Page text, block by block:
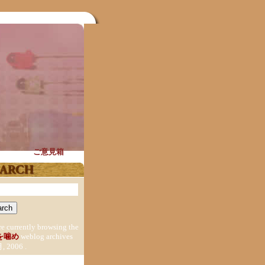
ご意見箱
currently browsing the
噛め weblog archives
, 2006 .